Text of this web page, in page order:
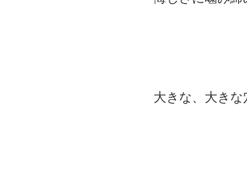
大きな、大きな